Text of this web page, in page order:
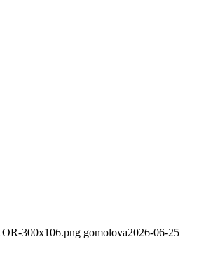
300x106.png gomolova2026-06-25